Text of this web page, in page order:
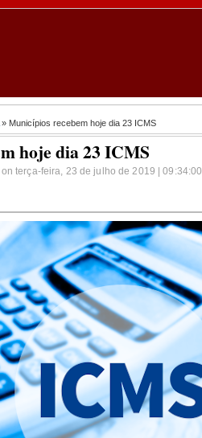
» Municípios recebem hoje dia 23 ICMS
hoje dia 23 ICMS
terça-feira, 23 de julho de 2019 | 09:34:00